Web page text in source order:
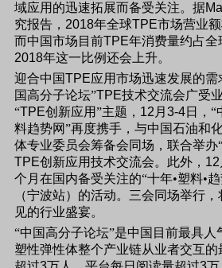
域应用的迅速拓展而备受关注。据
究报告， 2018年全球TPE市场营业
而中国市场目前TPE年消费量约占全
2018年这一比例还会上升。
迎合中国TPE应用市场迅速发展的需
国高分子论坛”TPE技术交流会广受
“TPE创新应用”主题， 12 月 3-4日，“
料趋势网”再度携手，与中国石油和
体专业委员会筹备会同场，联合举办
TPE创新应用技术交流会。此外， 12
个月在国内备受关注的“十年•塑料•
（宁波站）的活动。三会同场举行
见的行业盛宴。
“中国高分子论坛”是中国目前最具人
塑性弹性体整个产业链从业者交互